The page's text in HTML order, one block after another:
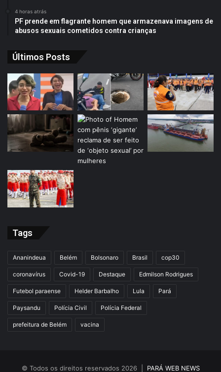
4 horas atrás
PF prende em flagrante homem que armazenava imagens de
abusos sexuais cometidos contra crianças
Últimos Posts
Tags
Ananindeua Belém Bolsonaro Brasil cop30
coronavírus Covid-19 Destaque Edmilson Rodrigues
Futebol paraense Helder Barbalho Lula Pará
Paysandu Polícia Civil Polícia Federal
prefeitura de Belém vacina
© Todos os direitos reservados 2026 | PARÁ WEB NEWS